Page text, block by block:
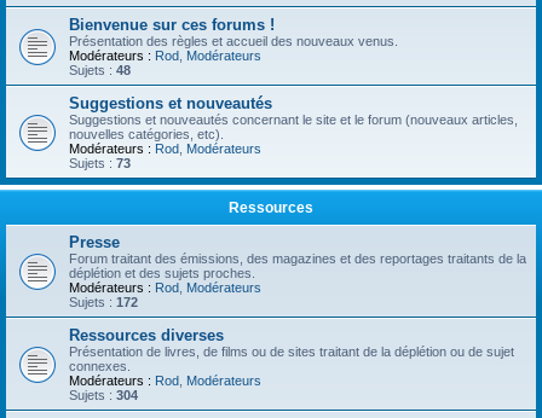
Bienvenue sur ces forums !
Présentation des règles et accueil des nouveaux venus.
Modérateurs : Rod Modérateurs
Sujets : 48
Suggestions et nouveautés
Suggestions et nouveautés concernant le site et le forum (nouveaux articles,
nouvelles catégories, etc).
Modérateurs : Rod Modérateurs
Sujets : 73
Ressources
Presse
Forum traitant des émissions, des magazines et des reportages traitants de la
déplétion et des sujets proches.
Modérateurs : Rod Modérateurs
Sujets : 172
Ressources diverses
Présentation de livres, de films ou de sites traitant de la déplétion ou de sujet
connexes.
Modérateurs : Rod Modérateurs
Sujets : 304